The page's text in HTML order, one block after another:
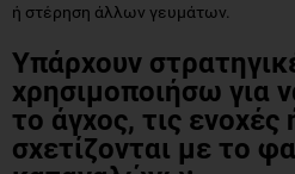
ή στέρηση άλλων γευμάτων.
Υπάρχουν
χρησιμοποιήσω για
το άγχος, τις
σχετίζονται με το